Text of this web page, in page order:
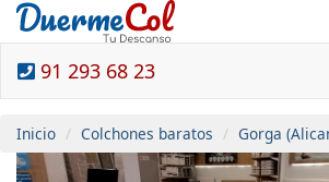
91 293 68 23
Inicio Colchones baratos Gorga